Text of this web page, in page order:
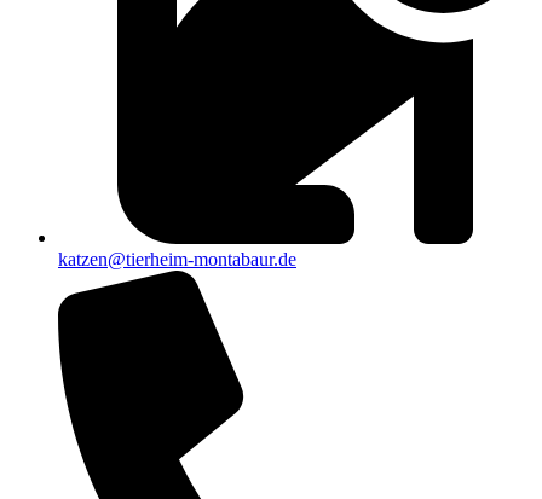
katzen@tierheim-montabaur.de